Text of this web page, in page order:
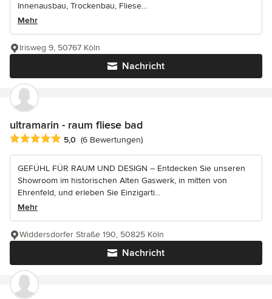
Innenausbau, Trockenbau, Fliese...
Mehr
Nachricht
Irisweg 9, 50767 Köln
ultramarin - raum fliese bad
Durchschnittliche Bewertung: 5 von 5 Sternen
5,0 (6 Bewertungen)
GEFÜHL FÜR RAUM UND DESIGN – Entdecken Sie unseren
Showroom im historischen Alten Gaswerk, in mitten von
Ehrenfeld, und erleben Sie Einzigarti...
Mehr
Nachricht
Widdersdorfer Straße 190, 50825 Köln